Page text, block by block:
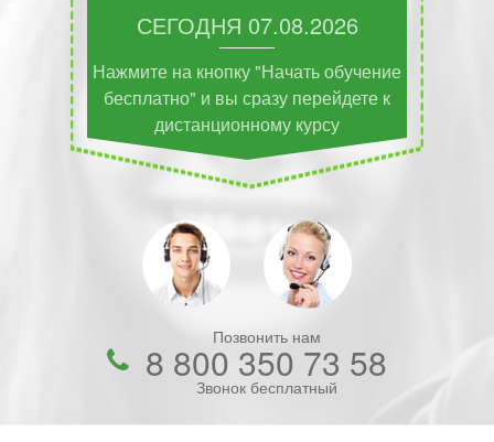
СЕГОДНЯ 07.08.2026
Нажмите на кнопку "Начать обучение
бесплатно" и вы сразу перейдете к
дистанционному курсу
Позвонить нам
8 800 350 73 58
Звонок бесплатный